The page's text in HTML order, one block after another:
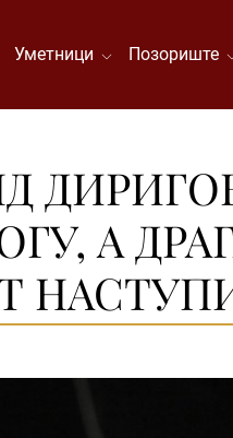
Уметници Позориште
А